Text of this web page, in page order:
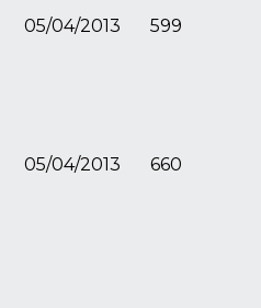
05/04/2013 599
05/04/2013 660